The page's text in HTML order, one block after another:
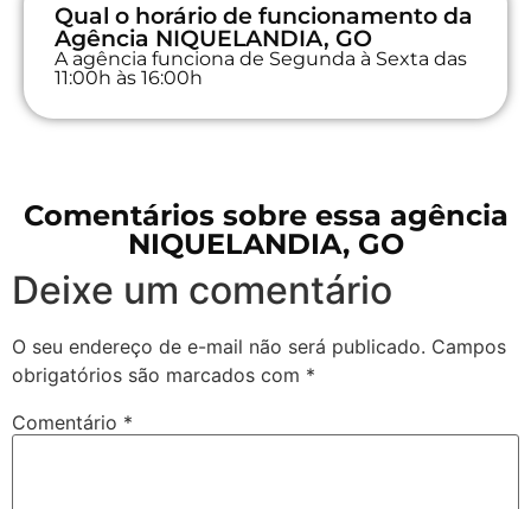
Qual o horário de funcionamento da
Agência NIQUELANDIA, GO
A agência funciona de Segunda à Sexta das
11:00h às 16:00h
Comentários sobre essa agência
NIQUELANDIA, GO
Deixe um comentário
O seu endereço de e-mail não será publicado. Campos
obrigatórios são marcados com *
Comentário *